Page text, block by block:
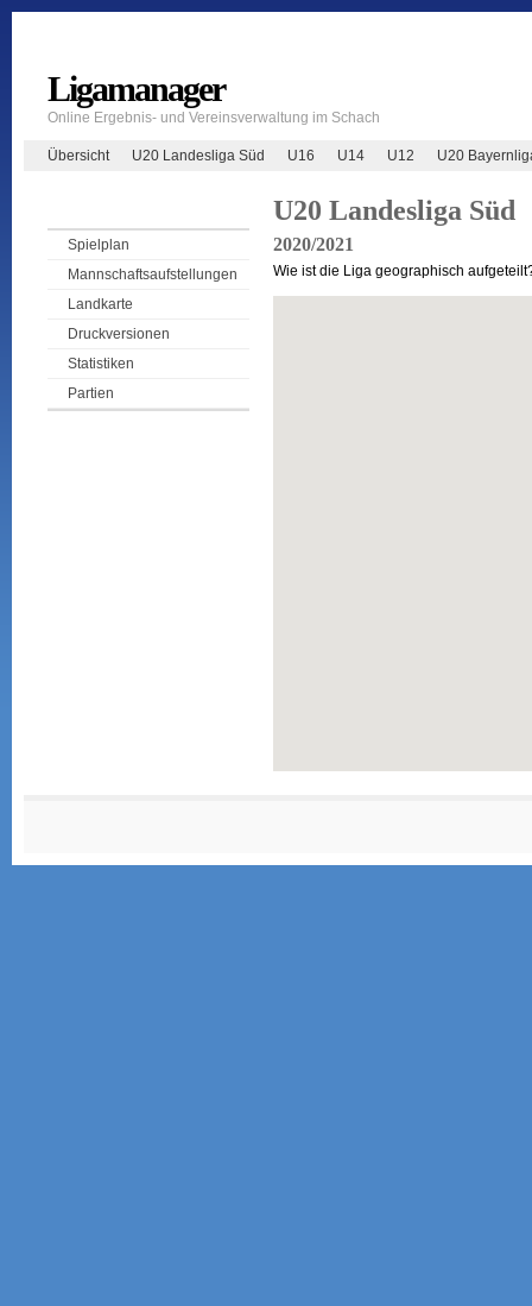
Ligamanager
Online Ergebnis- und Vereinsverwaltung im Schach
Übersicht U20 Landesliga Süd U16 U14 U12 U20
Spielplan
Mannschaftsaufstellungen
Landkarte
Druckversionen
Statistiken
Partien
U20 Landesliga Süd
2020/2021
Wie ist die Liga geographisch